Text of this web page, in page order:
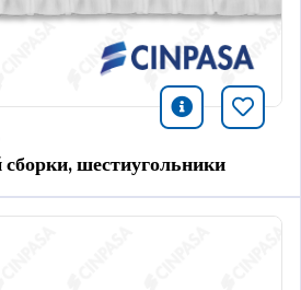
icono
шестиугольники